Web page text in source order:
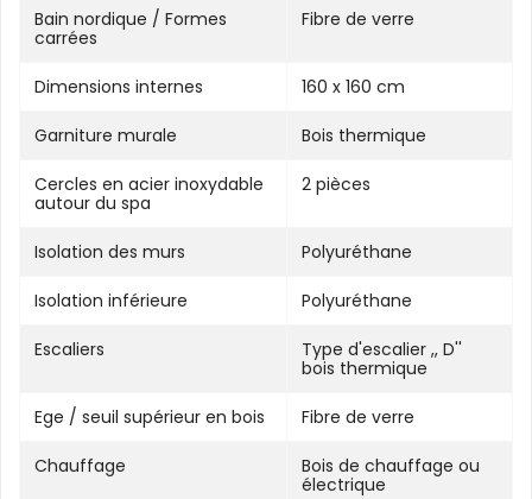
Bain nordique / Formes
carrées
Fibre de verre
Dimensions internes 160 x 160 cm
Garniture murale Bois thermique
Cercles en acier inoxydable
autour du spa
2 pièces
Isolation des murs Polyuréthane
Isolation inférieure Polyuréthane
Escaliers
Type d'escalier ,, D''
bois thermique
Ege / seuil supérieur en bois Fibre de verre
Chauffage
Bois de chauffage ou
électrique